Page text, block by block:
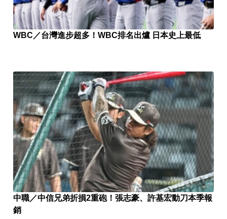
WBC／台灣進步超多！WBC排名出爐 日本史上最低
中職／中信兄弟折損2重砲！張志豪、許基宏動刀本季報
銷